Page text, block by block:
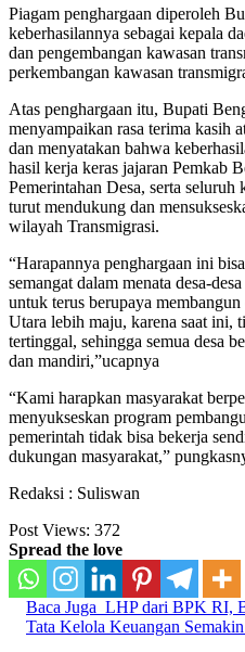
Piagam penghargaan diperoleh
keberhasilannya sebagai kepala
dan pengembangan kawasan
perkembangan kawasan
Atas penghargaan itu, Bupati
menyampaikan rasa terima kasih
dan menyatakan bahwa
hasil kerja keras jajaran Pemkab
Pemerintahan Desa, serta seluruh
turut mendukung dan
wilayah Transmigrasi.
“Harapannya penghargaan ini
semangat dalam menata desa-
untuk terus berupaya
Utara lebih maju, karena saat ini,
tertinggal, sehingga semua desa
dan mandiri,”ucapnya
“Kami harapkan masyarakat
menyukseskan program
pemerintah tidak bisa bekerja
dukungan masyarakat,”
Redaksi : Suliswan
Post Views: 372
Spread the love
Baca Juga LHP dari BPK RI,
Tata Kelola Keuangan